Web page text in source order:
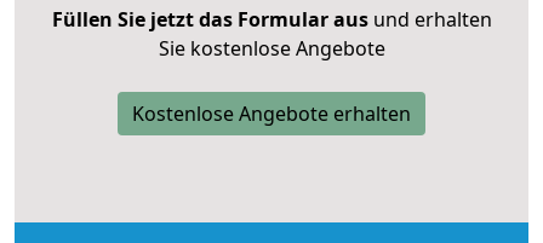
Füllen Sie jetzt das Formular ausund erhalten
Sie kostenlose Angebote
Kostenlose Angebote erhalten